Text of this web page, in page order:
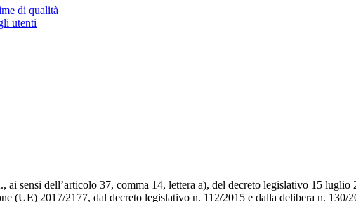
di qualità
utenti
sensi dell’articolo 37, comma 14, lettera a), del decreto legislativo 15 luglio
(UE) 2017/2177, dal decreto legislativo n. 112/2015 e dalla delibera n. 130/